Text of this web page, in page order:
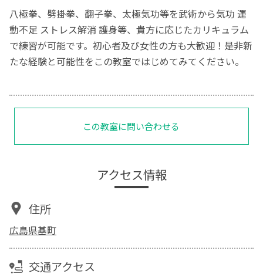
八極拳、劈掛拳、翻子拳、太極気功等を武術から気功 運
動不足 ストレス解消 護身等、貴方に応じたカリキュラム
で練習が可能です。初心者及び女性の方も大歓迎！是非新
たな経験と可能性をこの教室ではじめてみてください。
この教室に問い合わせる
アクセス情報
住所
広島県基町
交通アクセス